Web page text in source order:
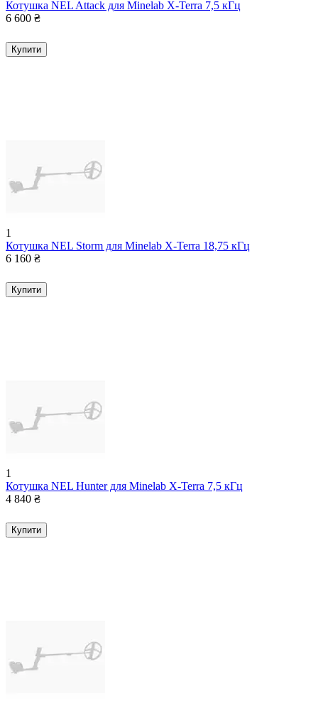
Котушка NEL Attack для Minelab X-Terra 7,5 кГц
6 600 ₴
Купити
1
Котушка NEL Storm для Minelab X-Terra 18,75 кГц
6 160 ₴
Купити
1
Котушка NEL Hunter для Minelab X-Terra 7,5 кГц
4 840 ₴
Купити